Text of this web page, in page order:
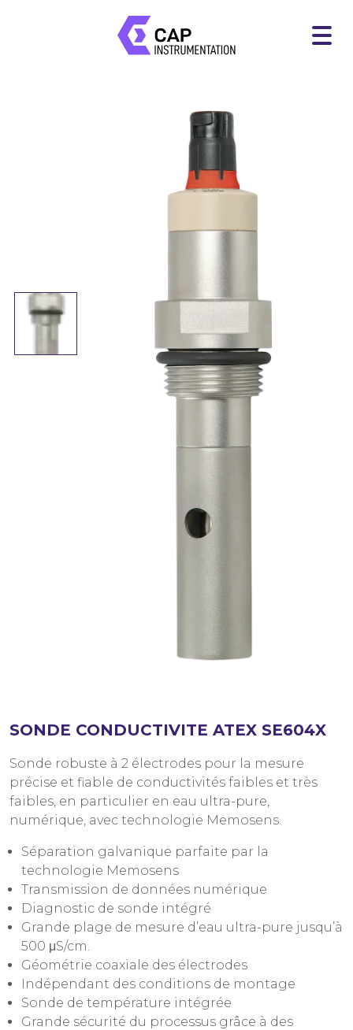
SONDE CONDUCTIVITE ATEX SE604X
Sonde robuste à 2 électrodes pour la mesure
précise et fiable de conductivités faibles et très
faibles, en particulier en eau ultra-pure,
numérique, avec technologie Memosens.
Séparation galvanique parfaite par la
technologie Memosens
Transmission de données numérique
Diagnostic de sonde intégré
Grande plage de mesure d’eau ultra-pure jusqu’à
500 μS/cm.
Géométrie coaxiale des électrodes
Indépendant des conditions de montage
Sonde de température intégrée
Grande sécurité du processus grâce à des